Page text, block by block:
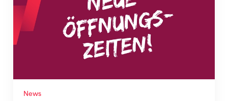
News